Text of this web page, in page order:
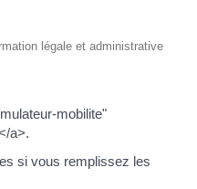
légale et administrative
mobilite"
a>.
si vous remplissez les